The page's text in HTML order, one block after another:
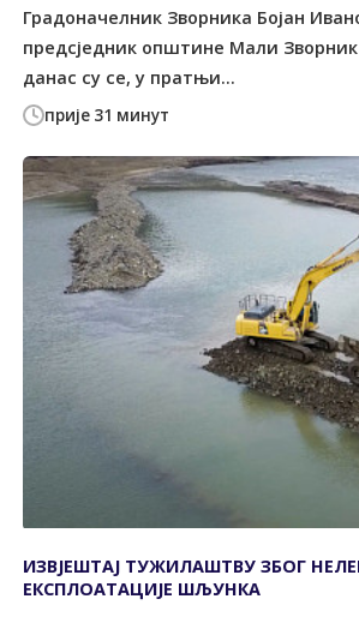
прије 31 минут
Градоначелник Зворника Бојан
предсједник општине Мали Зворник
данас су се, у пратњи...
ИЗВЈЕШТАЈ ТУЖИЛАШТВУ ЗБОГ
ЕКСПЛОАТАЦИЈЕ ШЉУНКА